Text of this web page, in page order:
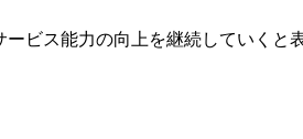
ビス能力の向上を継続していくと